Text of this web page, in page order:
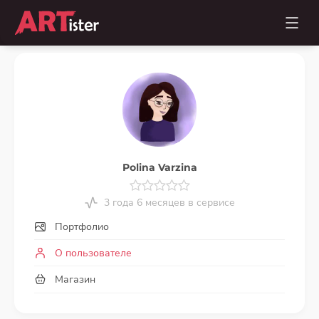
Polina Varzina
3 года 6 месяцев в сервисе
Портфолио
О пользователе
Магазин